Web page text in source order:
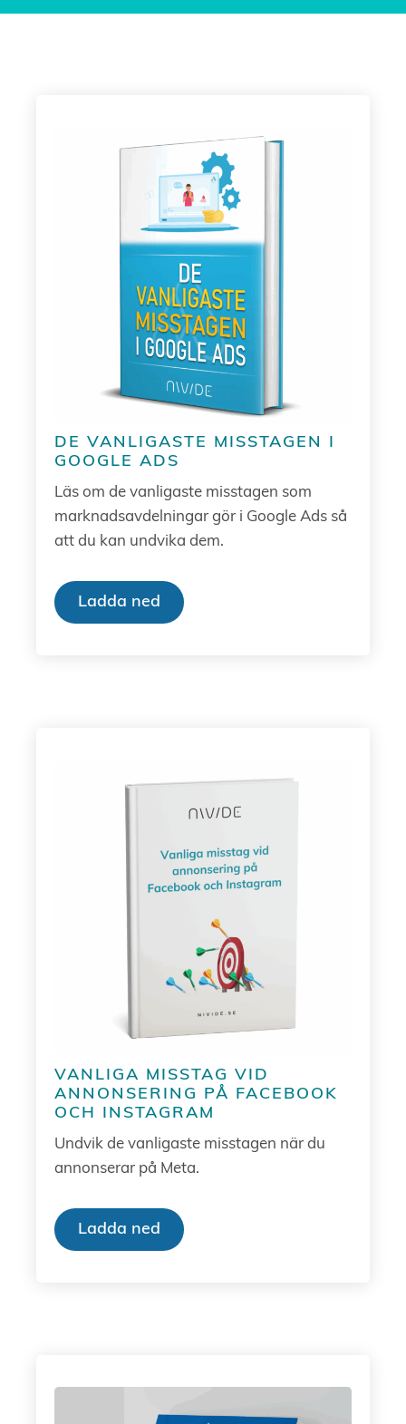
DE VANLIGASTE MISSTAGEN I
GOOGLE ADS
Läs om de vanligaste misstagen som
marknadsavdelningar gör i Google Ads så
att du kan undvika dem.
Ladda ned
VANLIGA MISSTAG VID
ANNONSERING PÅ FACEBOOK
OCH INSTAGRAM
Undvik de vanligaste misstagen när du
annonserar på Meta.
Ladda ned